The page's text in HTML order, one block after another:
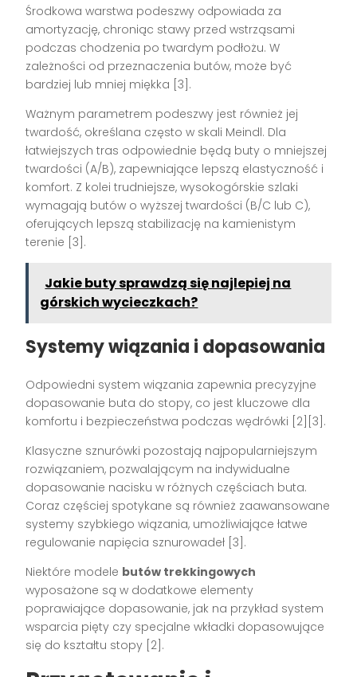
Środkowa warstwa podeszwy odpowiada za
amortyzację, chroniąc stawy przed wstrząsami
podczas chodzenia po twardym podłożu. W
zależności od przeznaczenia butów, może być
bardziej lub mniej miękka [3].
Ważnym parametrem podeszwy jest również jej
twardość, określana często w skali Meindl. Dla
łatwiejszych tras odpowiednie będą buty o mniejszej
twardości (A/B), zapewniające lepszą elastyczność i
komfort. Z kolei trudniejsze, wysokogórskie szlaki
wymagają butów o wyższej twardości (B/C lub C),
oferujących lepszą stabilizację na kamienistym
terenie [3].
Jakie buty sprawdzą się najlepiej na
górskich wycieczkach?
Systemy wiązania i dopasowania
Odpowiedni system wiązania zapewnia precyzyjne
dopasowanie buta do stopy, co jest kluczowe dla
komfortu i bezpieczeństwa podczas wędrówki [2][3].
Klasyczne sznurówki pozostają najpopularniejszym
rozwiązaniem, pozwalającym na indywidualne
dopasowanie nacisku w różnych częściach buta.
Coraz częściej spotykane są również zaawansowane
systemy szybkiego wiązania, umożliwiające łatwe
regulowanie napięcia sznurowadeł [3].
Niektóre modele butów trekkingowych
wyposażone są w dodatkowe elementy
poprawiające dopasowanie, jak na przykład system
wsparcia pięty czy specjalne wkładki dopasowujące
się do kształtu stopy [2].